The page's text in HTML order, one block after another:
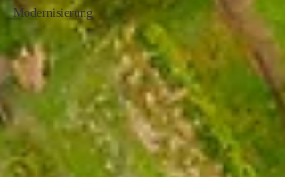
Modernisierung